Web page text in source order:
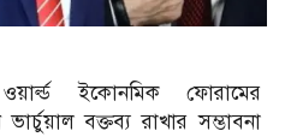
ইকোনমিক ফোরামের
বক্তব্য রাখার সম্ভাবনা